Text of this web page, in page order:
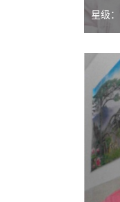
星级：